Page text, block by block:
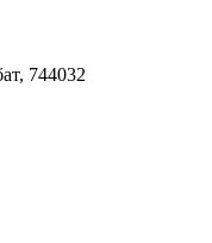
744032